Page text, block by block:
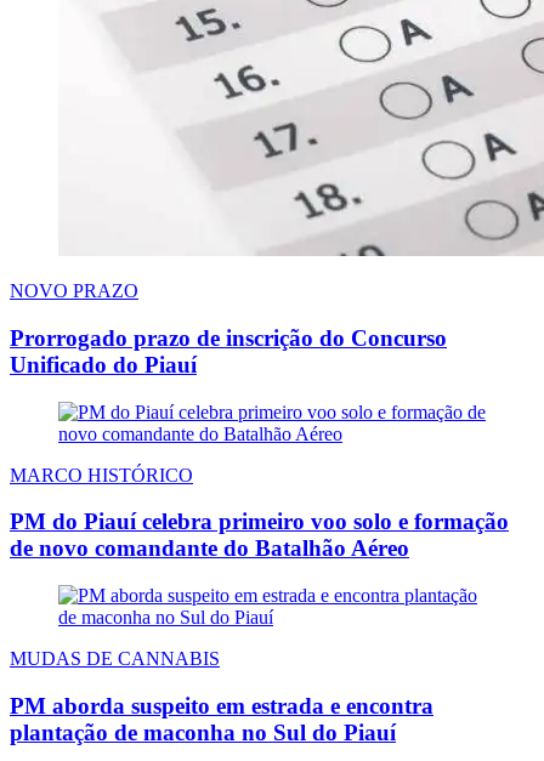
NOVO PRAZO
Prorrogado prazo de inscrição do Concurso
Unificado do Piauí
MARCO HISTÓRICO
PM do Piauí celebra primeiro voo solo e formação
de novo comandante do Batalhão Aéreo
MUDAS DE CANNABIS
PM aborda suspeito em estrada e encontra
plantação de maconha no Sul do Piauí